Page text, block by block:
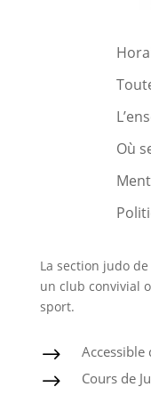
Où
La section judo de
un club convivial
sport.
$ Accessible
$ Cours de